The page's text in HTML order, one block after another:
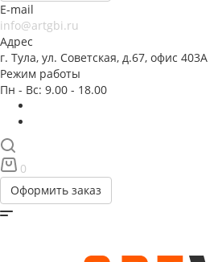
E-mail
info@artgbi.ru
Адрес
г. Тула, ул. Советская, д.67, офис 403А
Режим работы
Пн - Вс: 9.00 - 18.00
0
Оформить заказ